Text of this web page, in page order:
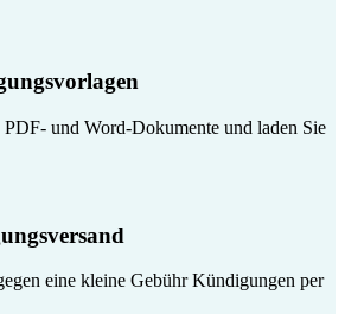
PDF- und Word-Dokumente und laden Sie
eine kleine Gebühr Kündigungen per